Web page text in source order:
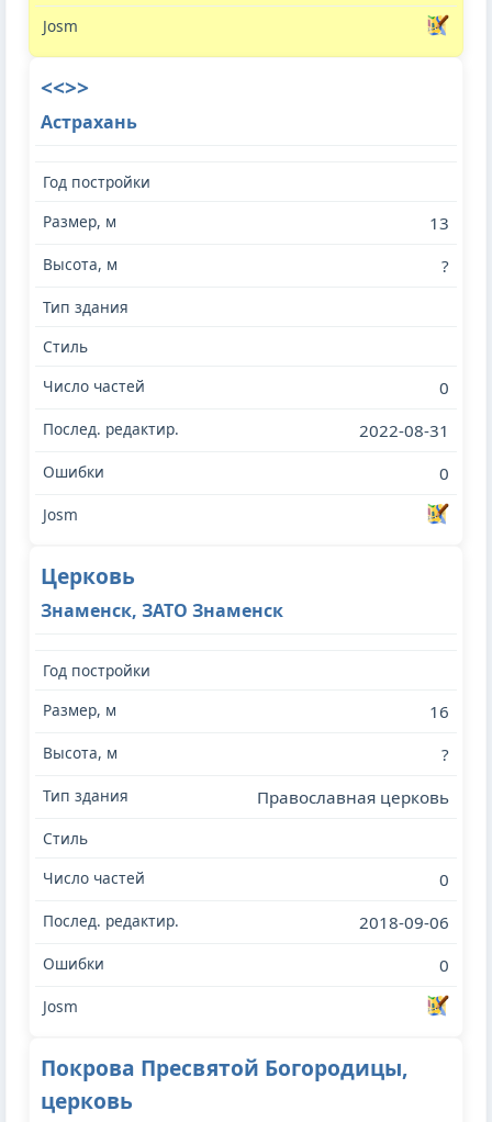
<<>>
Астрахань
13
?
0
2022-08-31
0
Церковь
Знаменск, ЗАТО Знаменск
16
?
Православная церковь
0
2018-09-06
0
Покрова Пресвятой Богородицы,
церковь